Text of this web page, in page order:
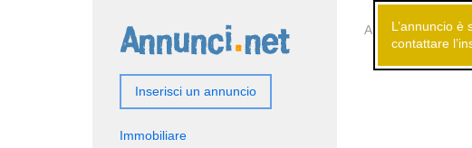
Annunci gratuiti
L’annuncio
contattare
Inserisci un annuncio
Immobiliare